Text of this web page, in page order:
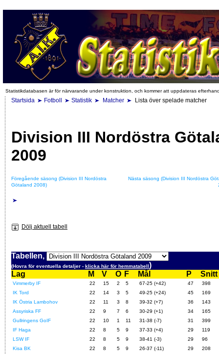
Statistikdatabasen är för närvarande under konstruktion, och kommer att uppdateras
Startsida Fotboll Statistik Matcher Lista över spelade matcher
Division III Nordöstra
2009
Föregående säsong (Division III Nordöstra
Götaland 2008)
Nästa säsong (Division III Nordöstra
Dölj aktuell tabell
Tabellen,
(Hovra för eventuella detaljer - klicka här för hemmatabell)
Lag
M V O F Mål P Snitt
Vimmerby IF 22 15 2 5 67-25 (+42) 47
398
IK Tord
22 14 3 5 49-25 (+24) 45
169
IK Östria Lambohov
22 11 3 8 39-32 (+7) 36
143
Assyriska FF
22 9 7 6 30-29 (+1) 34
165
Gullringens GoIF
22 10 1 11 31-38 (-7) 31
399
IF Haga
22 8 5 9 37-33 (+4) 29
119
LSW IF
22 8 5 9 38-41 (-3) 29
96
Kisa BK
22 8 5 9 26-37 (-11) 29
208